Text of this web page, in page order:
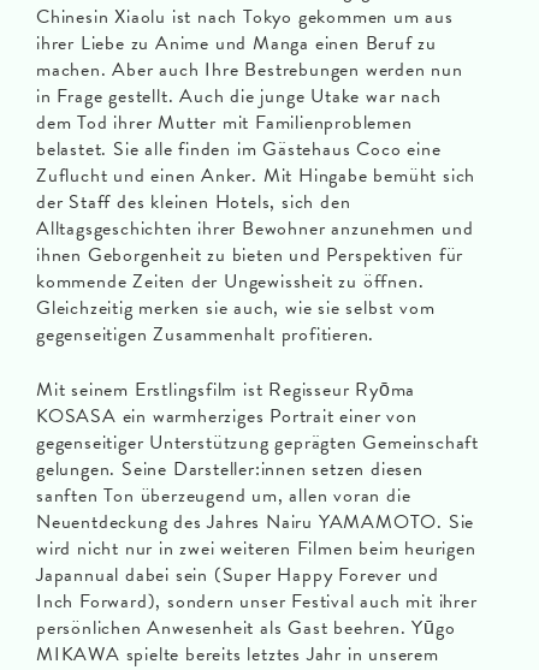
Chinesin Xiaolu ist nach Tokyo gekommen um aus
ihrer Liebe zu Anime und Manga einen Beruf zu
machen. Aber auch Ihre Bestrebungen werden nun
in Frage gestellt. Auch die junge Utake war nach
dem Tod ihrer Mutter mit Familienproblemen
belastet. Sie alle finden im Gästehaus Coco eine
Zuflucht und einen Anker. Mit Hingabe bemüht sich
der Staff des kleinen Hotels, sich den
Alltagsgeschichten ihrer Bewohner anzunehmen und
ihnen Geborgenheit zu bieten und Perspektiven für
kommende Zeiten der Ungewissheit zu öffnen.
Gleichzeitig merken sie auch, wie sie selbst vom
gegenseitigen Zusammenhalt profitieren.
Mit seinem Erstlingsfilm ist Regisseur Ryōma
KOSASA ein warmherziges Portrait einer von
gegenseitiger Unterstützung geprägten Gemeinschaft
gelungen. Seine Darsteller:innen setzen diesen
sanften Ton überzeugend um, allen voran die
Neuentdeckung des Jahres Nairu YAMAMOTO. Sie
wird nicht nur in zwei weiteren Filmen beim heurigen
Japannual dabei sein (Super Happy Forever und
Inch Forward), sondern unser Festival auch mit ihrer
persönlichen Anwesenheit als Gast beehren. Yūgo
MIKAWA spielte bereits letztes Jahr in unserem